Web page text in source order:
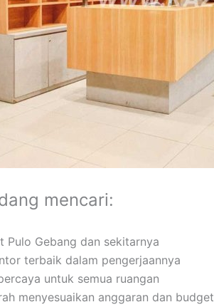
mencari:
Gebang dan sekitarnya
terbaik dalam pengerjaannya
untuk semua ruangan
menyesuaikan anggaran dan budget